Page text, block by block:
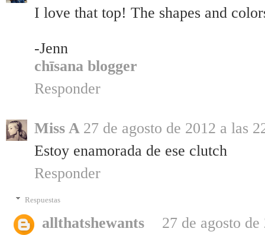
I love that top! The shapes and
-Jenn
chīsana blogger
Responder
Miss A 27 de agosto de 2012 a las
Estoy enamorada de ese clutch
Responder
Respuestas
allthatshewants
27 de agosto